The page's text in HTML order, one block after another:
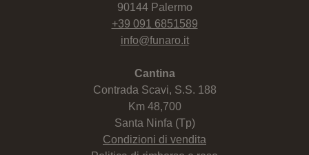
90144 Palermo
+39 091 6851589
info@funaro.it
Cantina
Contrada Scavi, S.S. 188
Km 48,700
Santa Ninfa (Tp)
Condizioni di vendita